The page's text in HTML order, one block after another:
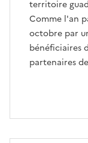
territoire
Comme l'an
octobre par
bénéficiaires
partenaires